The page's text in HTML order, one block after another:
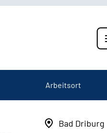
Arbeitsort
Bad Driburg